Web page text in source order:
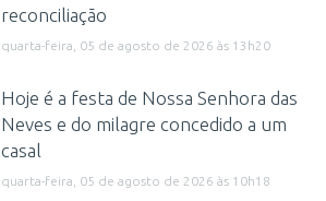
reconciliação
quarta-feira, 05 de agosto de 2026 às 13h20
Hoje é a festa de Nossa Senhora das
Neves e do milagre concedido a um
casal
quarta-feira, 05 de agosto de 2026 às 10h18